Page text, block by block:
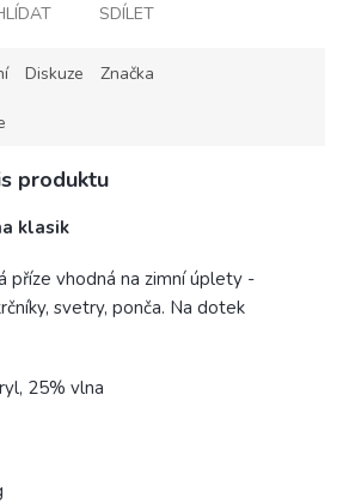
SDÍLET
Diskuze Značka
produktu
klasik
příze vhodná na zimní úplety -
svetry, ponča. Na dotek
25% vlna